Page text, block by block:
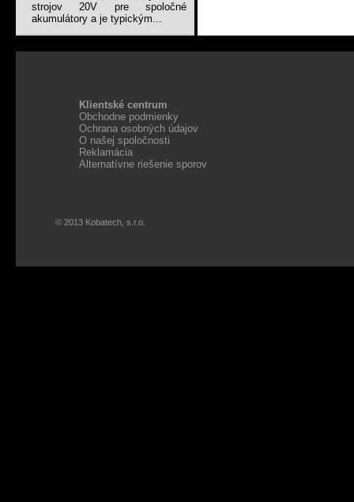
strojov 20V pre spoločné
akumulátory a je typickým...
Klientské centrum
Obchodne podmienky
Ochrana osobných údajov
O našej spoločnosti
Reklamácia
Alternatívne riešenie sporov
© 2013 Kobatech, s.r.o.